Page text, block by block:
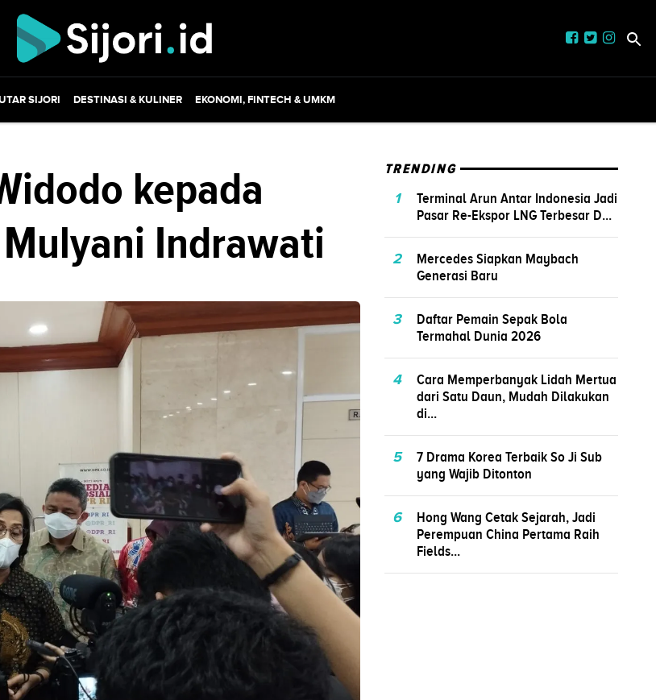
SIJORI DESTINASI & KULINER EKONOMI, FINTECH & UMKM
kepada
Indrawati
TRENDING
1
Terminal Arun Antar Indonesia Jadi
Pasar Re-Ekspor LNG Terbesar D...
2
Mercedes Siapkan Maybach
Generasi Baru
3
Daftar Pemain Sepak Bola
Termahal Dunia 2026
4
Cara Memperbanyak Lidah Mertua
dari Satu Daun, Mudah Dilakukan
di...
5
7 Drama Korea Terbaik So Ji Sub
yang Wajib Ditonton
6
Hong Wang Cetak Sejarah, Jadi
Perempuan China Pertama Raih
Fields...